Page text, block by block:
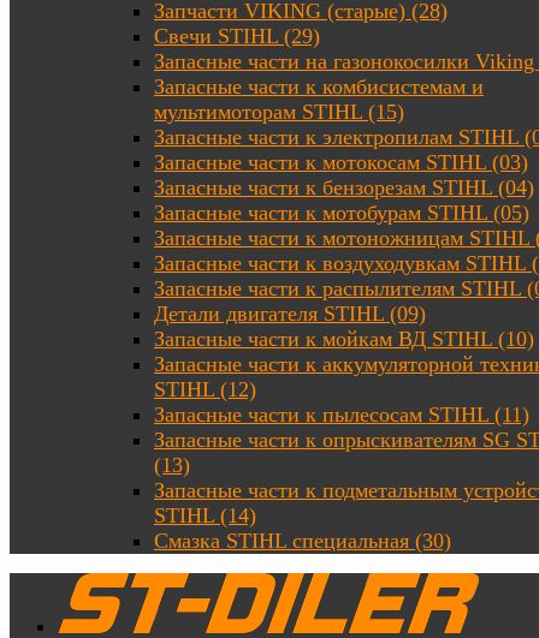
Запчасти VIKING (старые) (28)
Свечи STIHL (29)
Запасные части на газонокосилки
Запасные части к комбисистемам и
мультимоторам STIHL (15)
Запасные части к электропилам STIHL
Запасные части к мотокосам STIHL (03)
Запасные части к бензорезам STIHL (04)
Запасные части к мотобурам STIHL (05)
Запасные части к мотоножницам STIHL
Запасные части к воздуходувкам STIHL
Запасные части к распылителям STIHL
Детали двигателя STIHL (09)
Запасные части к мойкам ВД STIHL (10)
Запасные части к аккумуляторной
STIHL (12)
Запасные части к пылесосам STIHL (11)
Запасные части к опрыскивателям SG
(13)
Запасные части к подметальным
STIHL (14)
Смазка STIHL специальная (30)